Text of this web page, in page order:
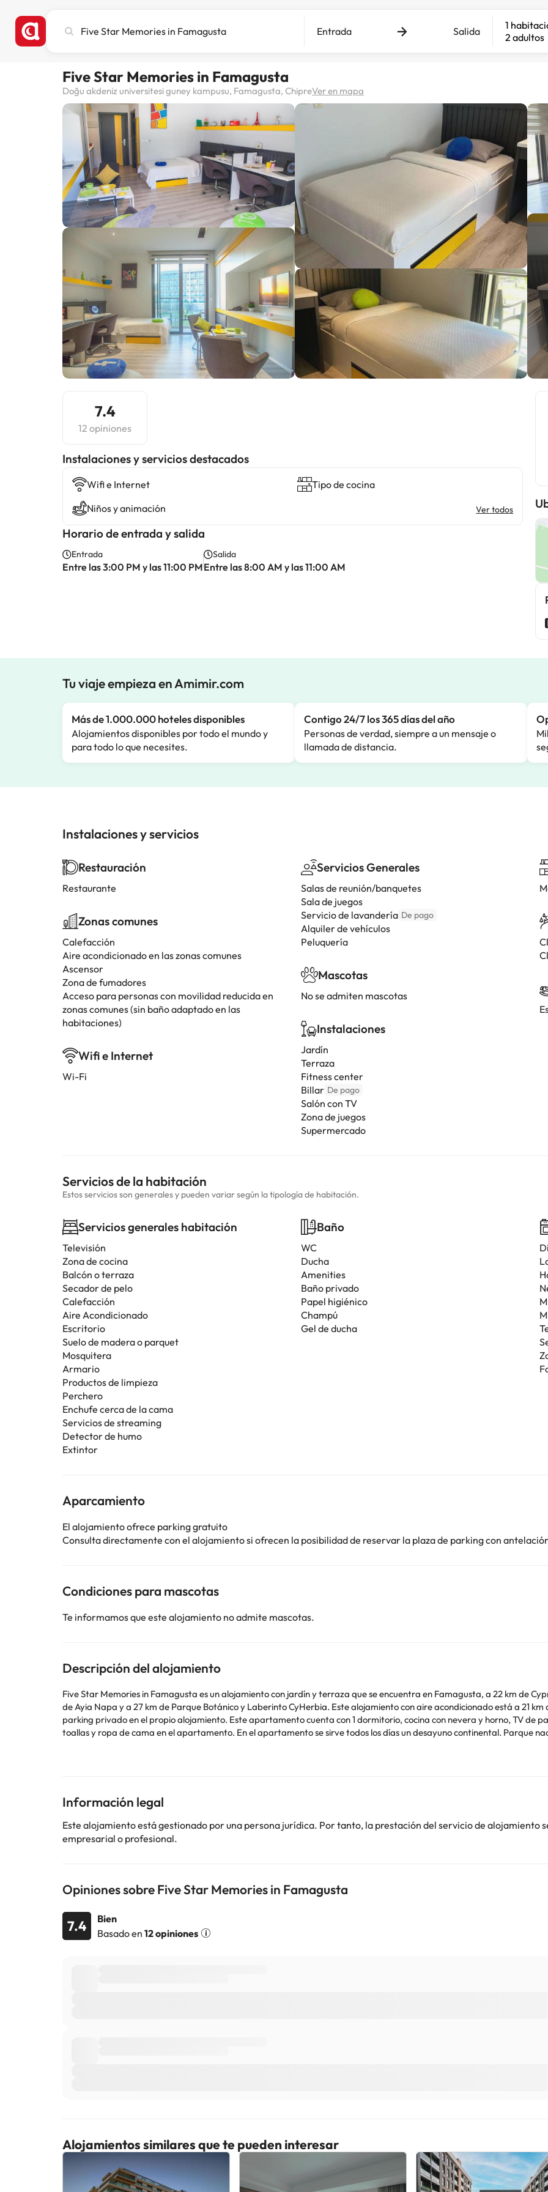
ciudad,
destino
Entrada Salida
1
2 adultos
Five Star Memories in Famagusta
Doğu akdeniz universitesi guney kampusu, Famagusta, ChipreVer en mapa
7.4
12 opiniones
Instalaciones y servicios destacados
Wifi e Internet
Tipo de cocina
Niños y animación
Ver todos
Horario de entrada y salida
Entrada
Entre las 3:00 PM y las 11:00 PM
Salida
Entre las 8:00 AM y las 11:00 AM
Tu viaje empieza en Amimir.com
Más de 1.000.000 hoteles disponibles
Alojamientos disponibles por todo el mundo y
para todo lo que necesites.
Contigo 24/7 los 365 días del año
Personas de verdad, siempre a un mensaje o
llamada de distancia.
Instalaciones y servicios
Restauración
Restaurante
Zonas comunes
Calefacción
Aire acondicionado en las zonas comunes
Ascensor
Zona de fumadores
Acceso para personas con movilidad reducida en
zonas comunes (sin baño adaptado en las
habitaciones)
Wifi e Internet
Wi-Fi
Servicios Generales
Salas de reunión/banquetes
Sala de juegos
Servicio de lavandería De pago
Alquiler de vehículos
Peluquería
Mascotas
No se admiten mascotas
Instalaciones
Jardín
Terraza
Fitness center
Billar De pago
Salón con TV
Zona de juegos
Supermercado
Servicios de la habitación
Estos servicios son generales y pueden variar según la tipología de habitación.
Servicios generales habitación
Televisión
Zona de cocina
Balcón o terraza
Secador de pelo
Calefacción
Aire Acondicionado
Escritorio
Suelo de madera o parquet
Mosquitera
Armario
Productos de limpieza
Perchero
Enchufe cerca de la cama
Servicios de streaming
Detector de humo
Extintor
Baño
WC
Ducha
Amenities
Baño privado
Papel higiénico
Champú
Gel de ducha
Aparcamiento
El alojamiento ofrece parking gratuito
Consulta directamente con el alojamiento si ofrecen la posibilidad de reservar la plaza de parking con
Condiciones para mascotas
Te informamos que este alojamiento no admite mascotas.
Descripción del alojamiento
Five Star Memories in Famagusta es un alojamiento con jardín y terraza que se encuentra en Famagusta, a 22 km de
de Ayia Napa y a 27 km de Parque Botánico y Laberinto CyHerbia. Este alojamiento con aire acondicionado está a 21
parking privado en el propio alojamiento. Este apartamento cuenta con 1 dormitorio, cocina con nevera y horno, TV de pantalla plana, zona de estar y 1 baño con ducha. Hay
toallas y ropa de cama en el apartamento. En el apartamento se sirve todos los días un desayuno continental. Parque nacional Cabo Greco está a 27 km del alojamiento. El
cambios por parte del alojamiento. Si tienes dudas, contáctanos.
Información legal
Este alojamiento está gestionado por una persona jurídica. Por tanto, la prestación del servicio de alojamiento
empresarial o profesional.
Opiniones sobre Five Star Memories in Famagusta
7.4
Bien
Basado en 12 opiniones
Alojamientos similares que te pueden interesar